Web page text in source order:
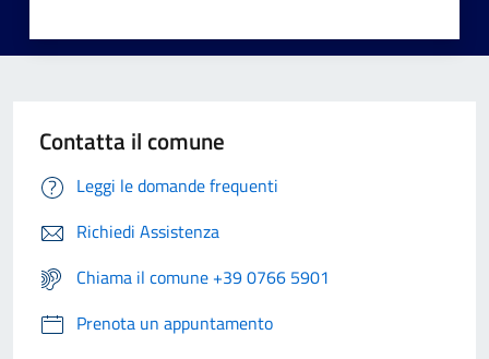
Contatta il comune
Leggi le domande frequenti
Richiedi Assistenza
Chiama il comune +39 0766 5901
Prenota un appuntamento